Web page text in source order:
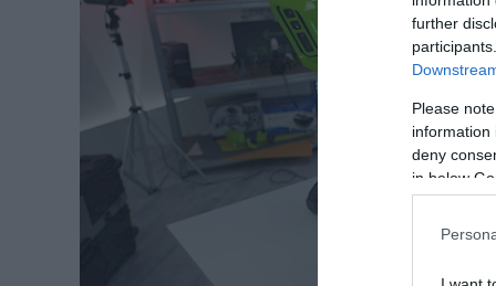
further
Please
information
deny
in below